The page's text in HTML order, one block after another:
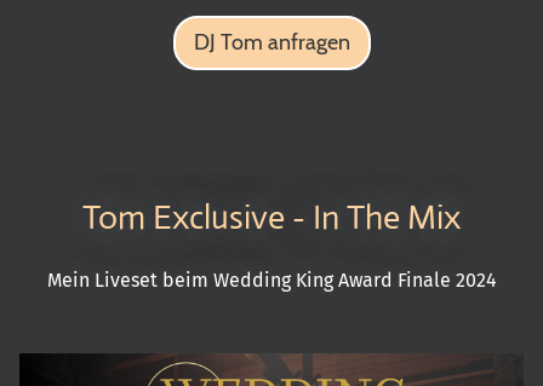
DJ Tom anfragen
Tom Exclusive - In The Mix
Mein Liveset beim Wedding King Award Finale 2024